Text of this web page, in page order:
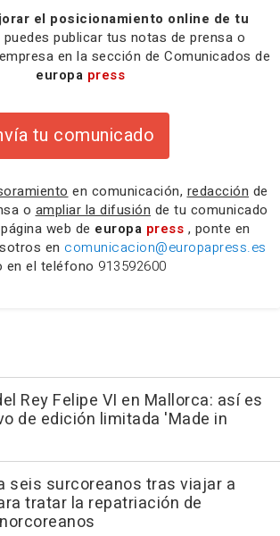
el posicionamiento online de tu
puedes publicar tus notas de prensa o
en la sección de Comunicados de
europa press
tu comunicado
en comunicación, redacción de
o ampliar la difusión de tu comunicado
web de europa press , ponte en
en comunicacion@europapress.es
en el teléfono 913592600
Rey Felipe VI en Mallorca: así es
de edición limitada 'Made in
seis surcoreanos tras viajar a
tratar la repatriación de